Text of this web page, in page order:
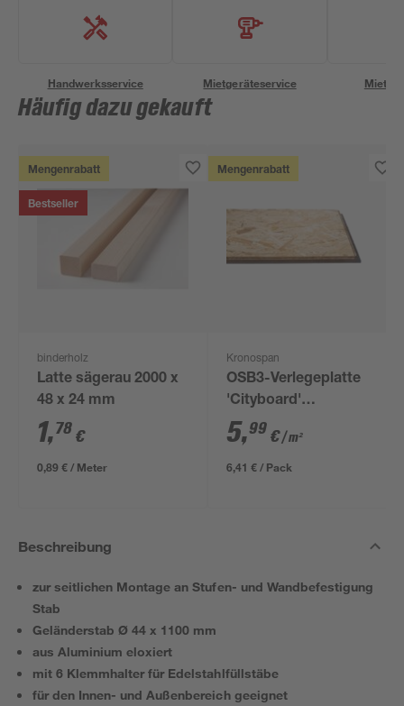
Handwerksservice Mietgeräteservice
Häufig dazu gekauft
Mengenrabatt
Bestseller
binderholz
Latte sägerau 2000 x
48 x 24 mm
1,78 €
0,89 € / Meter
Mengenrabatt
Kronospan
OSB3-Verlegeplatte
'Cityboard'
ungeschliffen 1690 x
634 x 12 mm
5,99 €/ m²
6,41 € / Pack
Beschreibung
zur seitlichen Montage an Stufen- und Wandbefestigung
Stab
Geländerstab Ø 44 x 1100 mm
aus Aluminium eloxiert
mit 6 Klemmhalter für Edelstahlfüllstäbe
für den Innen- und Außenbereich geeignet